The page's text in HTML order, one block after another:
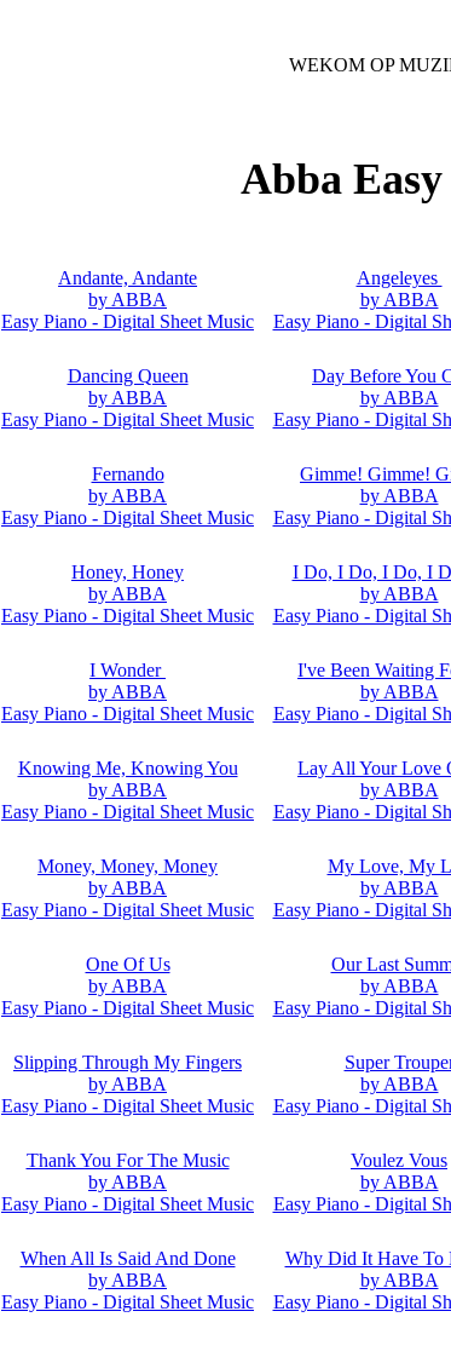
WEKOM OP
Abba
Andante, Andante
by ABBA
Easy Piano - Digital Sheet Music
Angeleyes
by ABBA
Easy Piano - Digital
Dancing Queen
by ABBA
Easy Piano - Digital Sheet Music
Day Before You
by ABBA
Easy Piano - Digital
Fernando
by ABBA
Easy Piano - Digital Sheet Music
Gimme! Gimme!
by ABBA
Easy Piano - Digital
Honey, Honey
by ABBA
Easy Piano - Digital Sheet Music
I Do, I Do, I Do, I
by ABBA
Easy Piano - Digital
I Wonder
by ABBA
Easy Piano - Digital Sheet Music
I've Been Waiting
by ABBA
Easy Piano - Digital
Knowing Me, Knowing You
by ABBA
Easy Piano - Digital Sheet Music
Lay All Your Love
by ABBA
Easy Piano - Digital
Money, Money, Money
by ABBA
Easy Piano - Digital Sheet Music
My Love, My
by ABBA
Easy Piano - Digital
One Of Us
by ABBA
Easy Piano - Digital Sheet Music
Our Last
by ABBA
Easy Piano - Digital
Slipping Through My Fingers
by ABBA
Easy Piano - Digital Sheet Music
Super
by ABBA
Easy Piano - Digital
Thank You For The Music
by ABBA
Easy Piano - Digital Sheet Music
Voulez Vous
by ABBA
Easy Piano - Digital
When All Is Said And Done
by ABBA
Easy Piano - Digital Sheet Music
Why Did It Have To
by ABBA
Easy Piano - Digital